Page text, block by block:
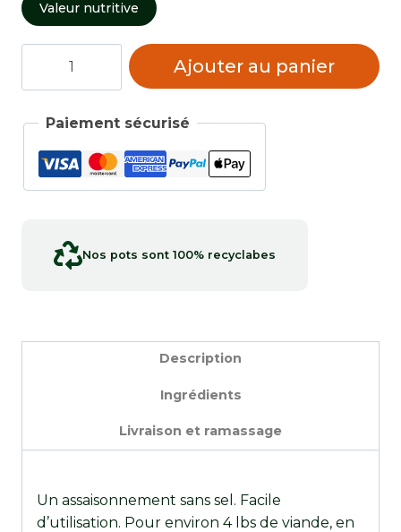
Valeur nutritive
Ajouter au panier
Paiement sécurisé
Nos pots sont 100% recyclabes
Description
Ingrédients
Livraison et ramassage
Un assaisonnement sans sel. Facile
d’utilisation. Pour environ 4 lbs de viande, en